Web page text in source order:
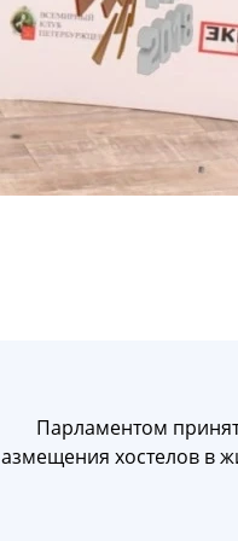
Парламентом
хостелов в